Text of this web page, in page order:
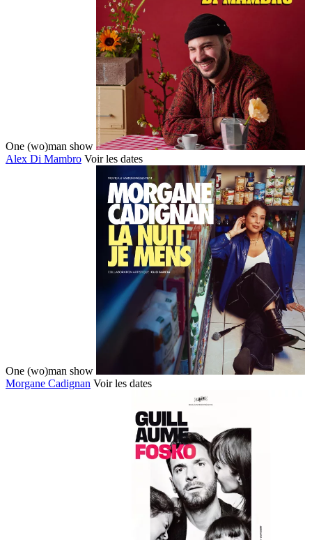
One (wo)man show
Alex Di Mambro Voir les dates
One (wo)man show
Morgane Cadignan Voir les dates